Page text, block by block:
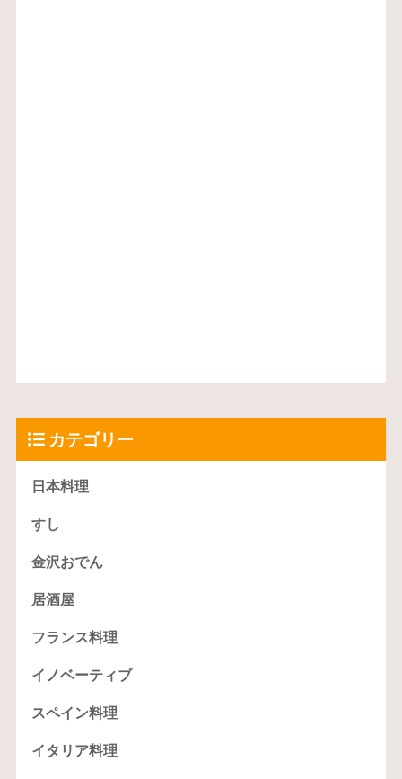
カテゴリー
日本料理
すし
金沢おでん
居酒屋
フランス料理
イノベーティブ
スペイン料理
イタリア料理